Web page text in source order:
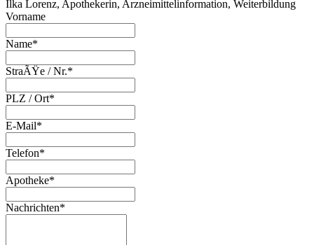
Ilka Lorenz, Apothekerin, Arzneimittelinformation, Weiterbildung
Vorname
Name*
StraÃŸe / Nr.*
PLZ / Ort*
E-Mail*
Telefon*
Apotheke*
Nachrichten*